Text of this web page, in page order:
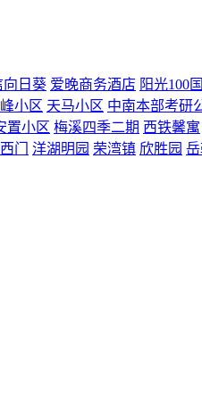
向日葵 爱晚商务酒店 阳光100
小区 天马小区 中南本部考研
置小区 梅溪四季二期 西铁馨寓
门 洋湖明园 荣湾镇 欣胜园 岳